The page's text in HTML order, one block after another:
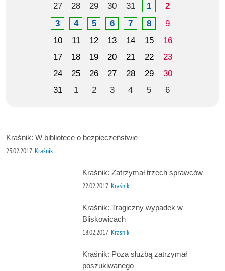
27
28 29 30 31 1
2
3
4 5 6 7 8
9
10
11 12 13 14 15
16
17
18 19 20 21 22
23
24
25 26 27 28 29
30
31
1 2 3 4 5 6
Kraśnik: W bibliotece o bezpieczeństwie
23.02.2017 Kraśnik
Kraśnik: Zatrzymał trzech sprawców
22.02.2017 Kraśnik
Kraśnik: Tragiczny wypadek w
Bliskowicach
18.02.2017 Kraśnik
Kraśnik: Poza służbą zatrzymał
poszukiwanego